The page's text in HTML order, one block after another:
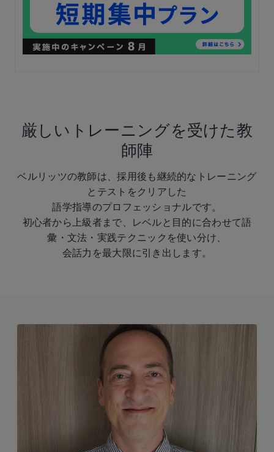
厳しいトレーニングを受けた教
師陣
ベルリッツの教師は、採用後も継続的なトレーニング
とテストをクリアした
語学指導のプロフェッショナルです。
初心者から上級者まで、レベルと目的に合わせて語
彙・文法・実践テクニックを使い分け、
会話力を最大限に引き出します。